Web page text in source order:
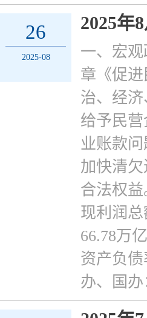
26
2025-08
2025年
一、宏
章《促
治、经
给予民
业账款
加快清
合法权
现利润
66.78万
资产负
办、国办